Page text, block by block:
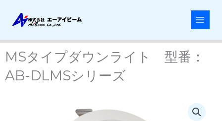
ス
MSタイプダウンライト 型番：
AB-DLMSシリーズ